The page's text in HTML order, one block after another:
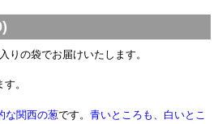
りの袋でお届けいたします。
。
な関西の葱です。 青いところも、白いとこ